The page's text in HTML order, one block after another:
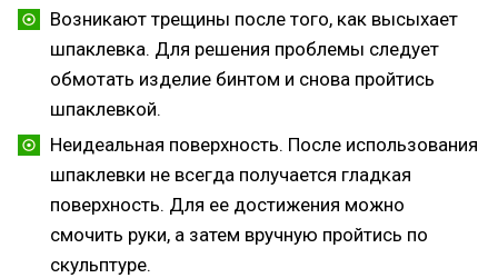
Возникают трещины после того, как высыхает
шпаклевка. Для решения проблемы следует
обмотать изделие бинтом и снова пройтись
шпаклевкой.
Неидеальная поверхность. После использования
шпаклевки не всегда получается гладкая
поверхность. Для ее достижения можно
смочить руки, а затем вручную пройтись по
скульптуре.